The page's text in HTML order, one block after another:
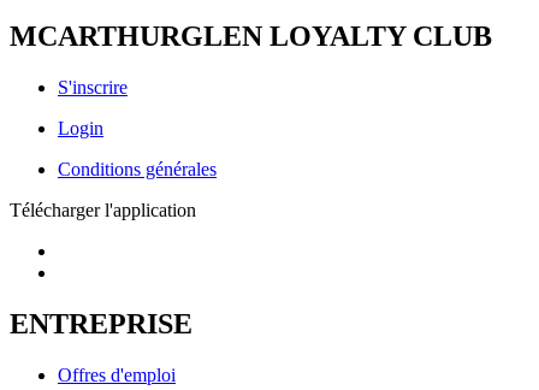
MCARTHURGLEN LOYALTY CLUB
S'inscrire
Login
Conditions générales
Télécharger l'application
ENTREPRISE
Offres d'emploi